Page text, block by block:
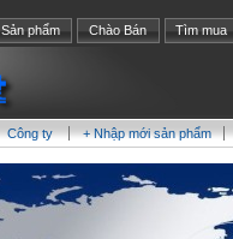
Sản phẩm Chào Bán Tìm mua
Công ty + Nhập mới sản phẩm